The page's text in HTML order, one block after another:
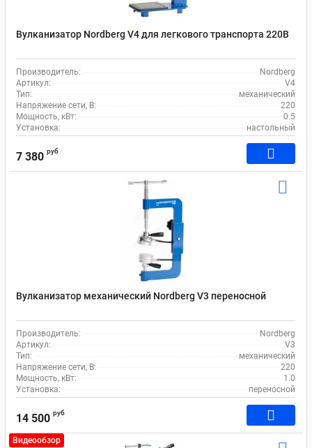
Вулканизатор Nordberg V4 для легкового транспорта 220В
Производитель:
Nordberg
Артикул:
V4
Тип:
механический
Напряжение сети, В:
220
Мощность, кВт:
0.5
Установка:
настольный
7 380 руб
Вулканизатор механический Nordberg V3 переносной
Производитель:
Nordberg
Артикул:
V3
Тип:
механический
Напряжение сети, В:
220
Мощность, кВт:
1.0
Установка:
переносной
14 500 руб
Видеообзор